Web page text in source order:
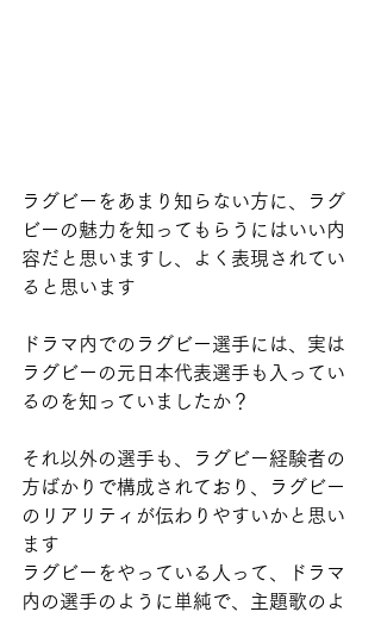
ラグビーをあまり知らない方に、ラグ
ビーの魅力を知ってもらうにはいい内
容だと思いますし、よく表現されてい
ると思います
ドラマ内でのラグビー選手には、実は
ラグビーの元日本代表選手も入ってい
るのを知っていましたか？
それ以外の選手も、ラグビー経験者の
方ばかりで構成されており、ラグビー
のリアリティが伝わりやすいかと思い
ます
ラグビーをやっている人って、ドラマ
内の選手のように単純で、主題歌のよ